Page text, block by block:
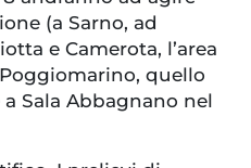
(a Sarno, ad
e Camerota, l’area
quello
Sala Abbagnano nel